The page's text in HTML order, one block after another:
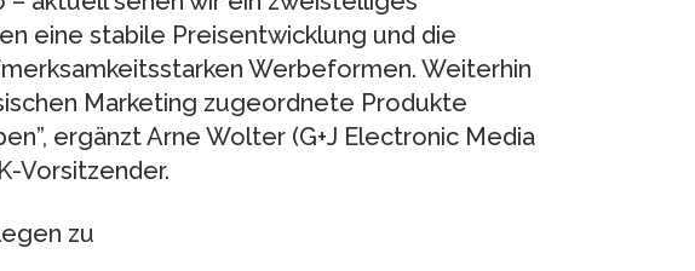
eine stabile Preisentwicklung und die
Werbeformen. Weiterhin
Marketing zugeordnete Produkte
ergänzt Arne Wolter (G+J Electronic Media
Vorsitzender.
zu